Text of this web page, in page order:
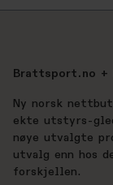
Brattsport.no +
Ny norsk
ekte utstyrs-
nøye utvalgte
utvalg enn hos
forskjellen.